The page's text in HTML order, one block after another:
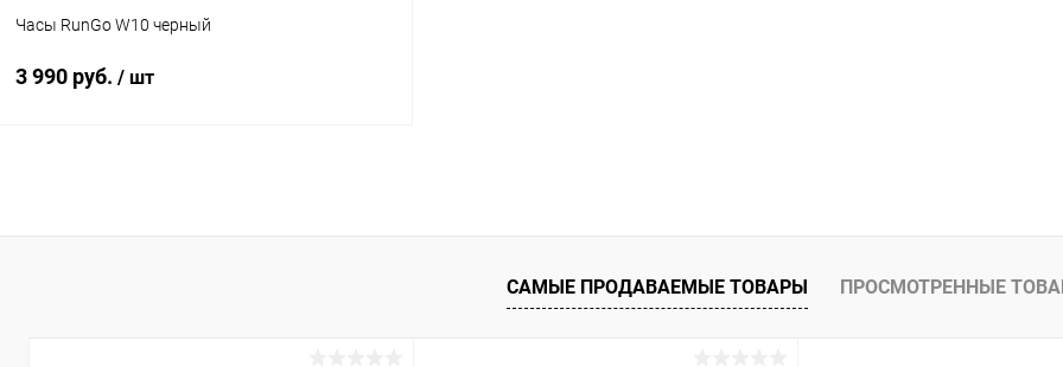
Часы RunGo W10 черный
3 990 руб. / шт
К сравнению
САМЫЕ ПРОДАВАЕМЫЕ ТОВАРЫ ПРОСМОТРЕННЫЕ